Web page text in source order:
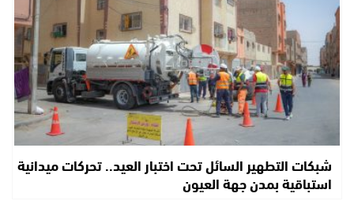
شبكات التطهير السائل تحت اختبار العيد.. تحركات ميدانية
استباقية بمدن جهة العيون